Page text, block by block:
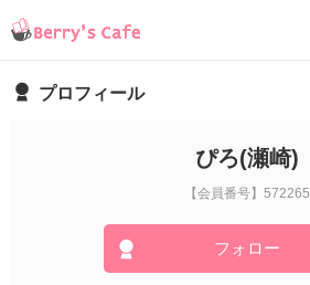
プロフィール
ぴろ(瀬崎)
【会員番号】572265
フォロー